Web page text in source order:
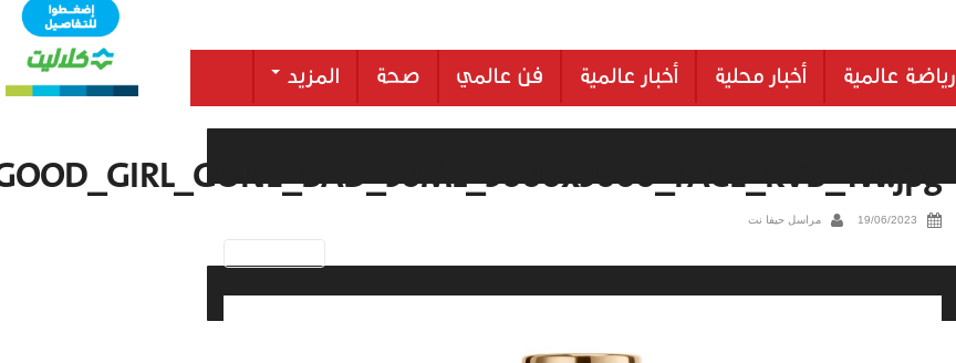
رياضة عالمية أخبار محلية أخبار عالمية فن عالمي صحة المزيد
19/06/2023 مراسل حيفا نت